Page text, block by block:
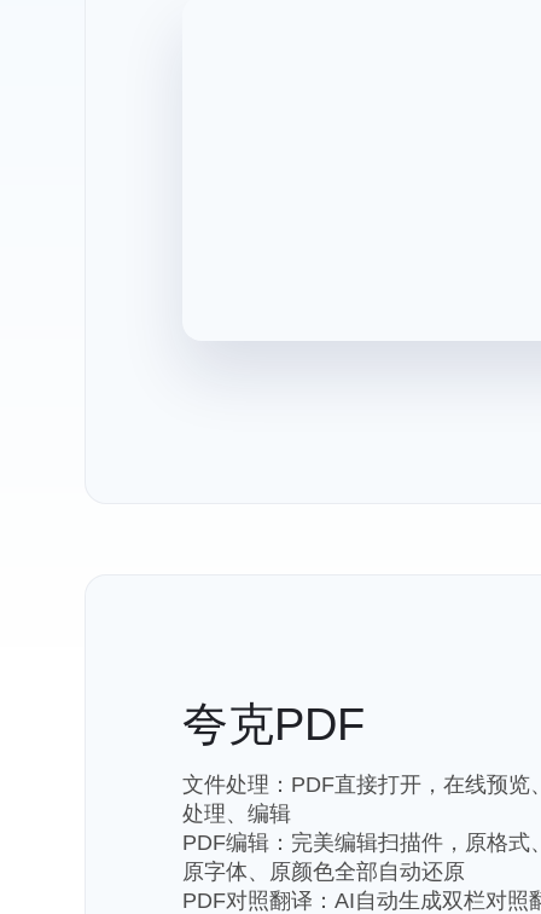
夸克PDF
文件处理：PDF直接打开，在线预览
处理、编辑
PDF编辑：完美编辑扫描件，原格式
原字体、原颜色全部自动还原
PDF对照翻译：AI自动生成双栏对照